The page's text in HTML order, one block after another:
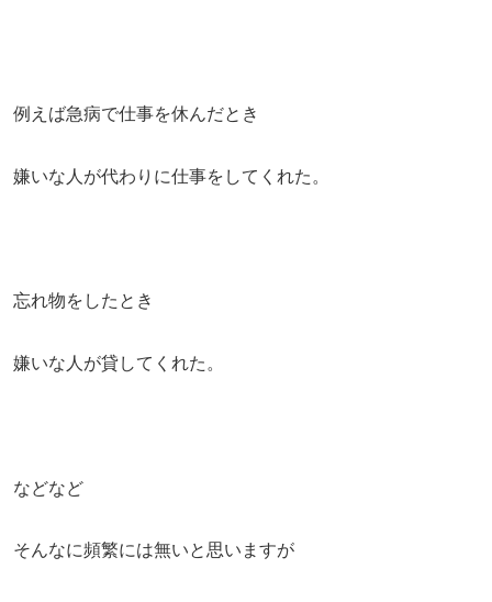
例えば急病で仕事を休んだとき
嫌いな人が代わりに仕事をしてくれた。
忘れ物をしたとき
嫌いな人が貸してくれた。
などなど
そんなに頻繁には無いと思いますが